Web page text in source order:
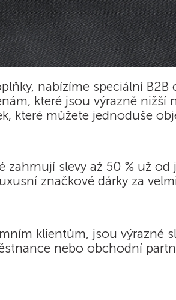
nabízíme speciální
které jsou výrazně nižší
které můžete jednoduše
zahrnují slevy až 50 % už
značkové dárky za
klientům, jsou výrazné
nebo obchodní